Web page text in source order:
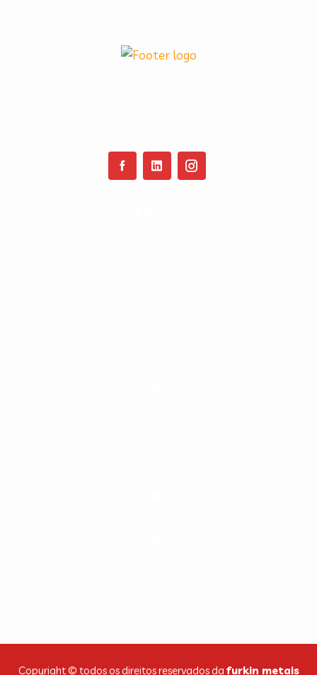
Copyright © todos os direitos reservados da furkin metais